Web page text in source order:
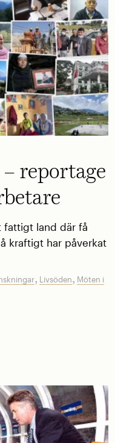
reportage
fattigt land där få
kraftigt har påverkat
, Livsöden, Möten i